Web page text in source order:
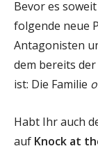
Bevor es
folgende neue
Antagonisten
dem bereits
ist: Die Familie
Habt Ihr auch
auf Knock at